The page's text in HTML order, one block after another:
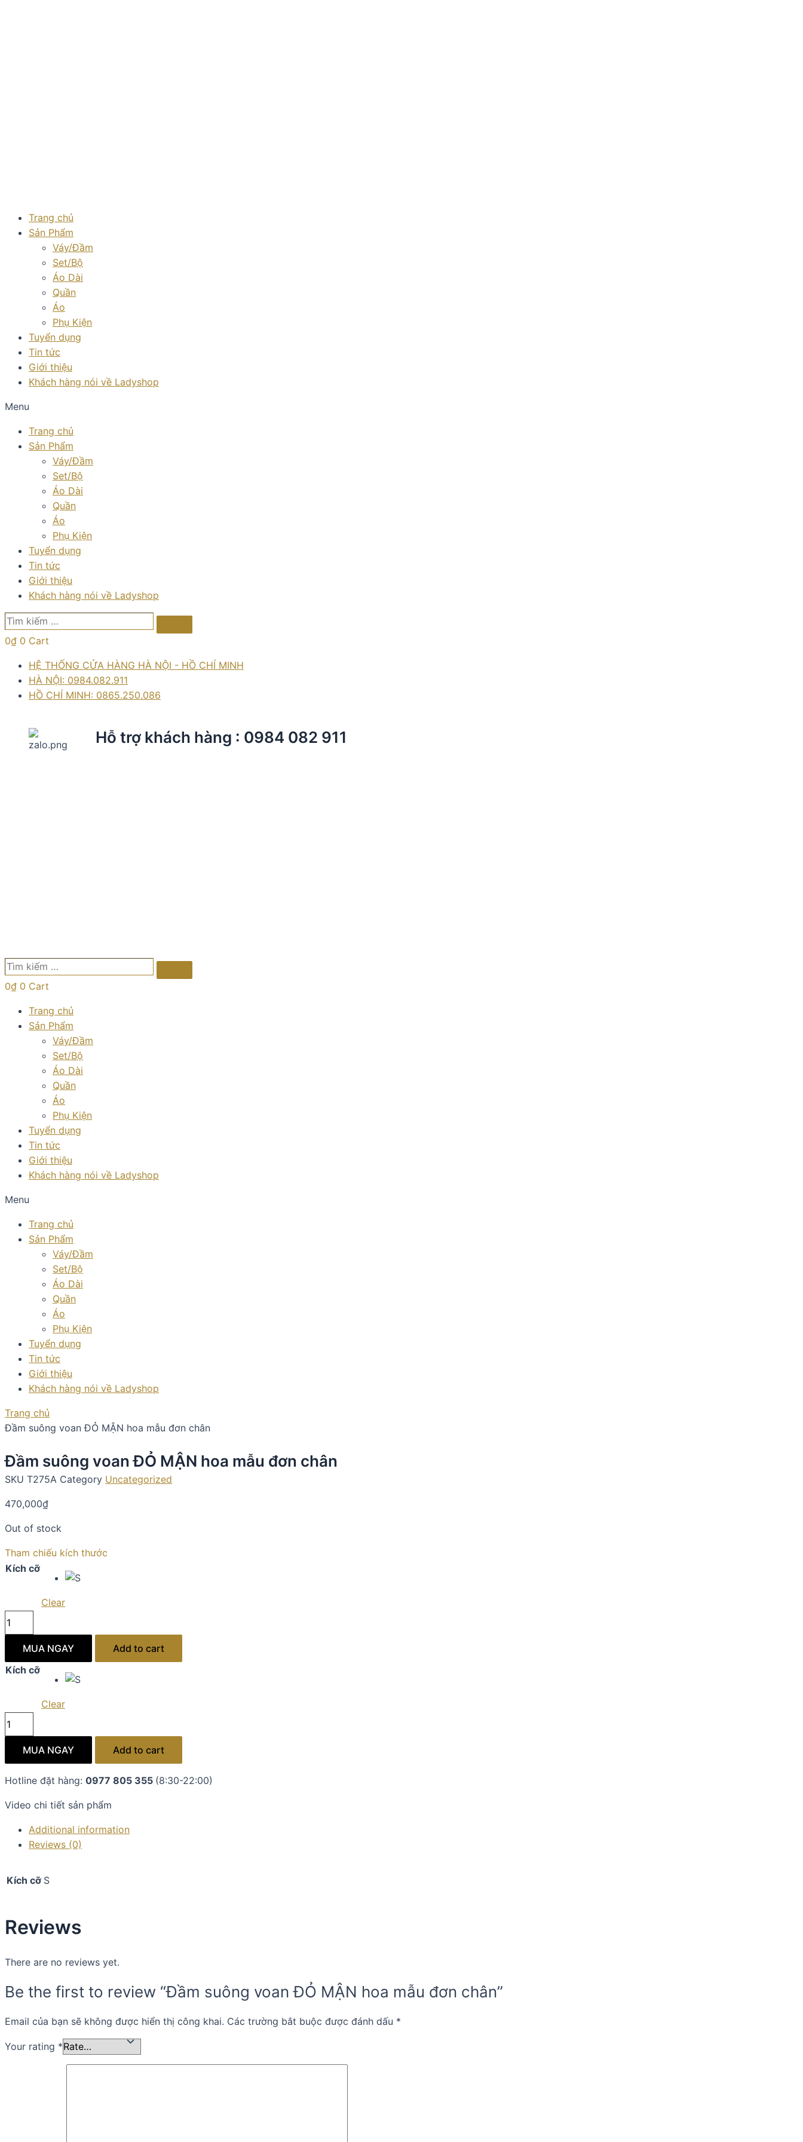
Trang chủ
Sản Phẩm
Váy/Đầm
Set/Bộ
Áo Dài
Quần
Áo
Phụ Kiện
Tuyển dụng
Tin tức
Giới thiệu
Khách hàng nói về Ladyshop
Menu
Trang chủ
Sản Phẩm
Váy/Đầm
Set/Bộ
Áo Dài
Quần
Áo
Phụ Kiện
Tuyển dụng
Tin tức
Giới thiệu
Khách hàng nói về Ladyshop
Tìm
kiếm
…
0₫ 0 Cart
HỆ THỐNG CỬA HÀNG HÀ NỘI - HỒ CHÍ MINH
HÀ NỘI: 0984.082.911
HỒ CHÍ MINH: 0865.250.086
Hỗ trợ khách hàng : 0984 082 911
Tìm
kiếm
…
0₫ 0 Cart
Trang chủ
Sản Phẩm
Váy/Đầm
Set/Bộ
Áo Dài
Quần
Áo
Phụ Kiện
Tuyển dụng
Tin tức
Giới thiệu
Khách hàng nói về Ladyshop
Menu
Trang chủ
Sản Phẩm
Váy/Đầm
Set/Bộ
Áo Dài
Quần
Áo
Phụ Kiện
Tuyển dụng
Tin tức
Giới thiệu
Khách hàng nói về Ladyshop
Trang chủ
Đầm suông voan ĐỎ MẬN hoa mẫu đơn chân
Đầm suông voan ĐỎ MẬN hoa mẫu đơn chân
SKU T275A Category Uncategorized
470,000₫
Out of stock
Tham chiếu kích thước
Kích cỡ
Clear
Đầm
suông
voan
ĐỎ
MẬN
đơn
chân
quantity
MUA NGAY
Add to cart
Kích cỡ
Clear
Đầm
suông
voan
ĐỎ
MẬN
mẫu
MUA NGAY Add to cart
Hotline đặt hàng: 0977 805 355 (8:30-22:00)
Video chi tiết sản phẩm
Additional information
Reviews (0)
Kích cỡ S
Reviews
There are no reviews yet.
Be the first to review “Đầm suông voan ĐỎ MẬN hoa mẫu đơn chân”
Email của bạn sẽ không được hiển thị công khai. Các trường bắt buộc được đánh dấu *
Your rating *